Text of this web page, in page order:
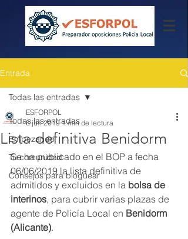
Entrada
Todas las entradas
Empezando
Tu comunidad
Consejos para bloguear
Todas las entradas
Lista definitiva Benidorm
ESFORPOL
6 jun 2019 1 min de lectura
Se ha publicado en el BOP a fecha
06/06/2019 la lista definitiva de
admitidos y excluidos en la bolsa de
interinos, para cubrir varias plazas de
agente de Policía Local en Benidorm
(Alicante).